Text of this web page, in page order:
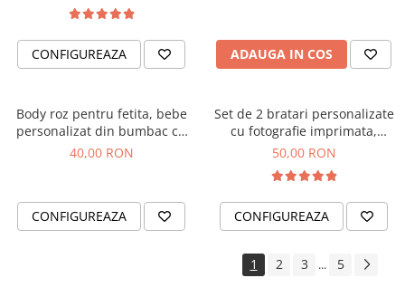
CONFIGUREAZA ADAUGA IN COS
Body roz pentru fetita, bebe
personalizat din bumbac cu
nume si inimioara roz inchis
40,00 RON
CONFIGUREAZA
Set de 2 bratari personalizate
cu fotografie imprimata,
cadou pentru cuplu
50,00 RON
CONFIGUREAZA
1 2 3 ... 5